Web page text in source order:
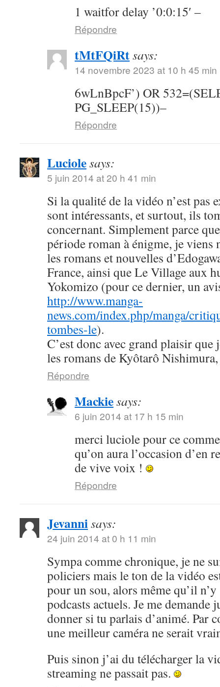
1 waitfor delay ’0:0:15′ –
Répondre
tMtFQiRtsays:
14 novembre 2023 at 10 h 45 min
6wLnBpcF’) OR
PG_SLEEP(15))–
Répondre
Luciolesays:
5 juin 2014 at 20 h 41 min
Si la qualité de la vidéo n’est pas
sont intéressants, et surtout, ils
concernant. Simplement parce
période roman à énigme, je viens
les romans et nouvelles
France, ainsi que Le Village aux
Yokomizo (pour ce dernier, un
http://www.manga-
news.com/index.php/manga/
tombes-le).
C’est donc avec grand plaisir que
les romans de Kyôtarô
Répondre
Mackiesays:
6 juin 2014 at 17 h 15 min
merci luciole pour ce
qu’on aura l’occasion d’en
de vive voix !
Répondre
Jevannisays:
24 juin 2014 at 0 h 11 min
Sympa comme chronique, je ne
policiers mais le ton de la vidéo
pour un sou, alors même qu’il
podcasts actuels. Je me demande
donner si tu parlais d’animé. Par
une meilleur caméra ne serait
Puis sinon j’ai du télécharger la
streaming ne passait pas.